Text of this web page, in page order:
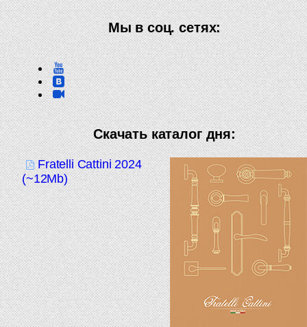
Мы в соц. сетях:
Скачать каталог дня:
Fratelli Cattini 2024
(~12Mb)